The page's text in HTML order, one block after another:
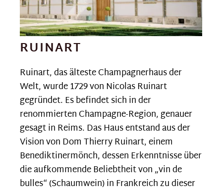
RUINART
Ruinart, das älteste Champagnerhaus der
Welt, wurde 1729 von Nicolas Ruinart
gegründet. Es befindet sich in der
renommierten Champagne-Region, genauer
gesagt in Reims. Das Haus entstand aus der
Vision von Dom Thierry Ruinart, einem
Benediktinermönch, dessen Erkenntnisse über
die aufkommende Beliebtheit von „vin de
bulles“ (Schaumwein) in Frankreich zu dieser